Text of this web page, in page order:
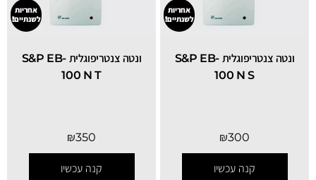
ונטה צנטריפוגלית S&P EB-
100 N S
₪300
קנה עכשיו
אחריות
לשנתיים!
ונטה צנטריפוגלית S&P EB-
100 N T
₪350
קנה עכשיו
אחריות
לשנתיים!